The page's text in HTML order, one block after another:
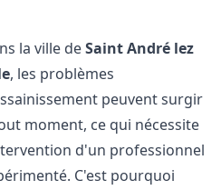
la ville deSaint André lez
, les problèmes
peuvent surgir
moment, ce qui nécessite
d'un professionnel
C'est pourquoi